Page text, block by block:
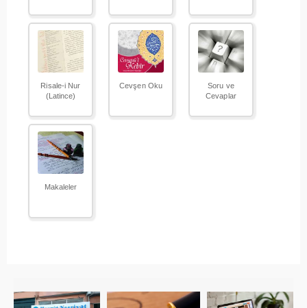
Risale-i Nur
(Latince)
Cevşen Oku
Soru ve
Cevaplar
Makaleler